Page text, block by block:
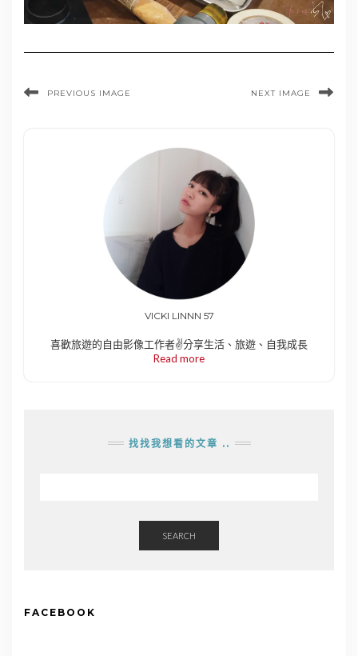
PREVIOUS IMAGE NEXT IMAGE
VICKI LINNN 57
喜歡旅遊的自由影像工作者✌️分享生活、旅遊、自我成長
Read more
找找我想看的文章 ..
SEARCH
FACEBOOK